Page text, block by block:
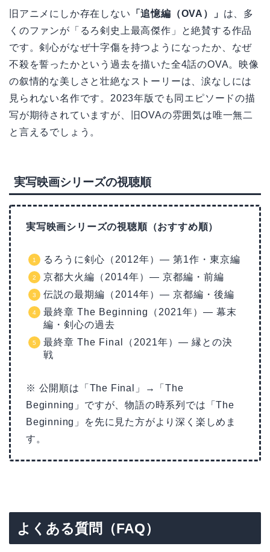
旧アニメにしか存在しない 「追憶編（OVA）」 は、多
くのファンが「るろ剣史上最高傑作」と絶賛する作品
です。剣心がなぜ十字傷を持つようになったか、なぜ
不殺を誓ったかという過去を描いた全4話のOVA。映像
の叙情的な美しさと壮絶なストーリーは、涙なしには
見られない名作です。2023年版でも同エピソードの描
写が期待されていますが、旧OVAの雰囲気は唯一無二
と言えるでしょう。
実写映画シリーズの視聴順
実写映画シリーズの視聴順（おすすめ順）
るろうに剣心（2012年）— 第1作・東京編
京都大火編（2014年）— 京都編・前編
伝説の最期編（2014年）— 京都編・後編
最終章 The Beginning（2021年）— 幕末
編・剣心の過去
最終章 The Final（2021年）— 縁との決
戦
※ 公開順は「The Final」→「The
Beginning」ですが、物語の時系列では「The
Beginning」を先に見た方がより深く楽しめま
す。
よくある質問（FAQ）